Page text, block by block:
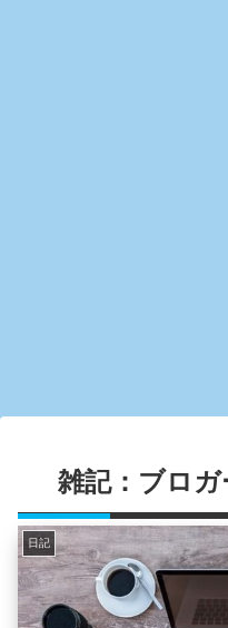
雑記：ブロ
日記